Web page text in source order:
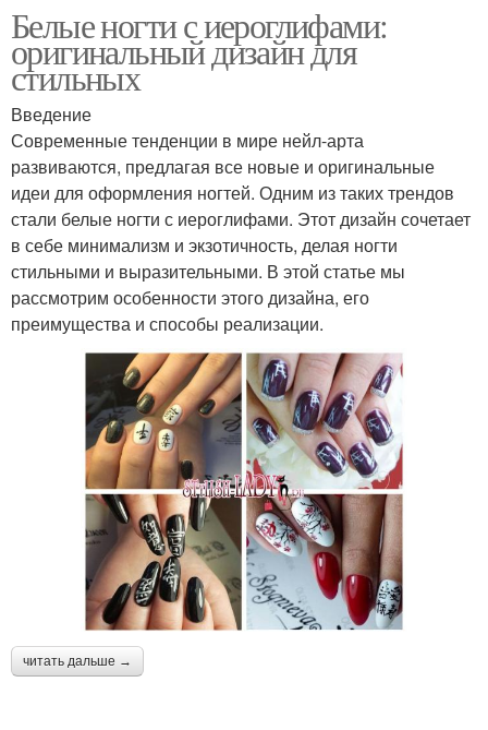
Белые ногти с иероглифами:
оригинальный дизайн для
стильных
Введение
Современные тенденции в мире нейл-арта
развиваются, предлагая все новые и оригинальные
идеи для оформления ногтей. Одним из таких трендов
стали белые ногти с иероглифами. Этот дизайн сочетает
в себе минимализм и экзотичность, делая ногти
стильными и выразительными. В этой статье мы
рассмотрим особенности этого дизайна, его
преимущества и способы реализации.
читать дальше →